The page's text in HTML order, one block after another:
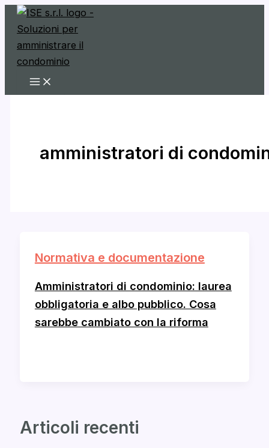
Vai
contenuto
amministratori di
Normativa e documentazione
Amministratori di condominio: laurea
obbligatoria e albo pubblico. Cosa
sarebbe cambiato con la riforma
Articoli recenti